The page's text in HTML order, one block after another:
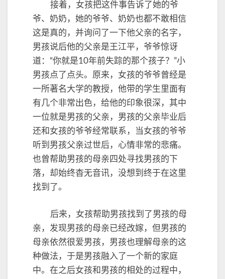
接着，女孩把这件事告诉了她的爷
爷、奶奶，她的爷爷、奶奶也都不敢相信
这是真的，并询问了一下他父亲的名字，
男孩说后他的父亲是王江平，爷爷惊讶
道：“你就是10年前失踪的那个孩子？”小
男孩点了点头。原来，女孩的爷爷曾经是
一所著名大学的教授，他带的学生里面有
有几个非常出色，给他的印象很深，其中
一位就是男孩的父亲，男孩的父亲毕业后
还和女孩的爷爷经常联系，当女孩的爷爷
听到男孩父亲过世后，心情非常的悲痛。
也曾帮助男孩的母亲四处寻找男孩的下
落，却始终杳无音讯，没想到终于在这里
找到了。
后来，女孩帮助男孩找到了男孩的母
亲，发现男孩的母亲已经改嫁，但男孩的
母亲依然很爱男孩，男孩也理解母亲的这
种做法，于是男孩融入了一个新的家庭
中。在之后女孩和男孩的相处的过程中，